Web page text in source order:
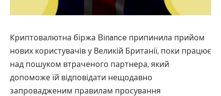
Криптовалютна біржа Binance припинила прийом
нових користувачів у Великій Британії, поки працює
над пошуком втраченого партнера, який
допоможе їй відповідати нещодавно
запровадженим правилам просування